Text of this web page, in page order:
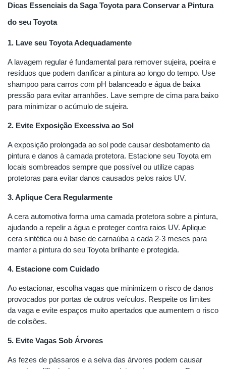
Dicas Essenciais da Saga Toyota para Conservar a Pintura
do seu Toyota
1. Lave seu Toyota Adequadamente
A lavagem regular é fundamental para remover sujeira, poeira e
resíduos que podem danificar a pintura ao longo do tempo. Use
shampoo para carros com pH balanceado e água de baixa
pressão para evitar arranhões. Lave sempre de cima para baixo
para minimizar o acúmulo de sujeira.
2. Evite Exposição Excessiva ao Sol
A exposição prolongada ao sol pode causar desbotamento da
pintura e danos à camada protetora. Estacione seu Toyota em
locais sombreados sempre que possível ou utilize capas
protetoras para evitar danos causados pelos raios UV.
3. Aplique Cera Regularmente
A cera automotiva forma uma camada protetora sobre a pintura,
ajudando a repelir a água e proteger contra raios UV. Aplique
cera sintética ou à base de carnaúba a cada 2-3 meses para
manter a pintura do seu Toyota brilhante e protegida.
4. Estacione com Cuidado
Ao estacionar, escolha vagas que minimizem o risco de danos
provocados por portas de outros veículos. Respeite os limites
da vaga e evite espaços muito apertados que aumentem o risco
de colisões.
5. Evite Vagas Sob Árvores
As fezes de pássaros e a seiva das árvores podem causar